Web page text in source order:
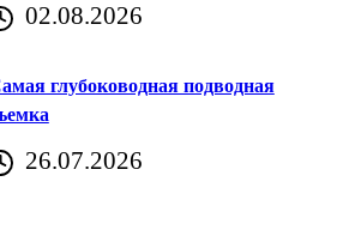
02.08.2026
глубоководная подводная
26.07.2026